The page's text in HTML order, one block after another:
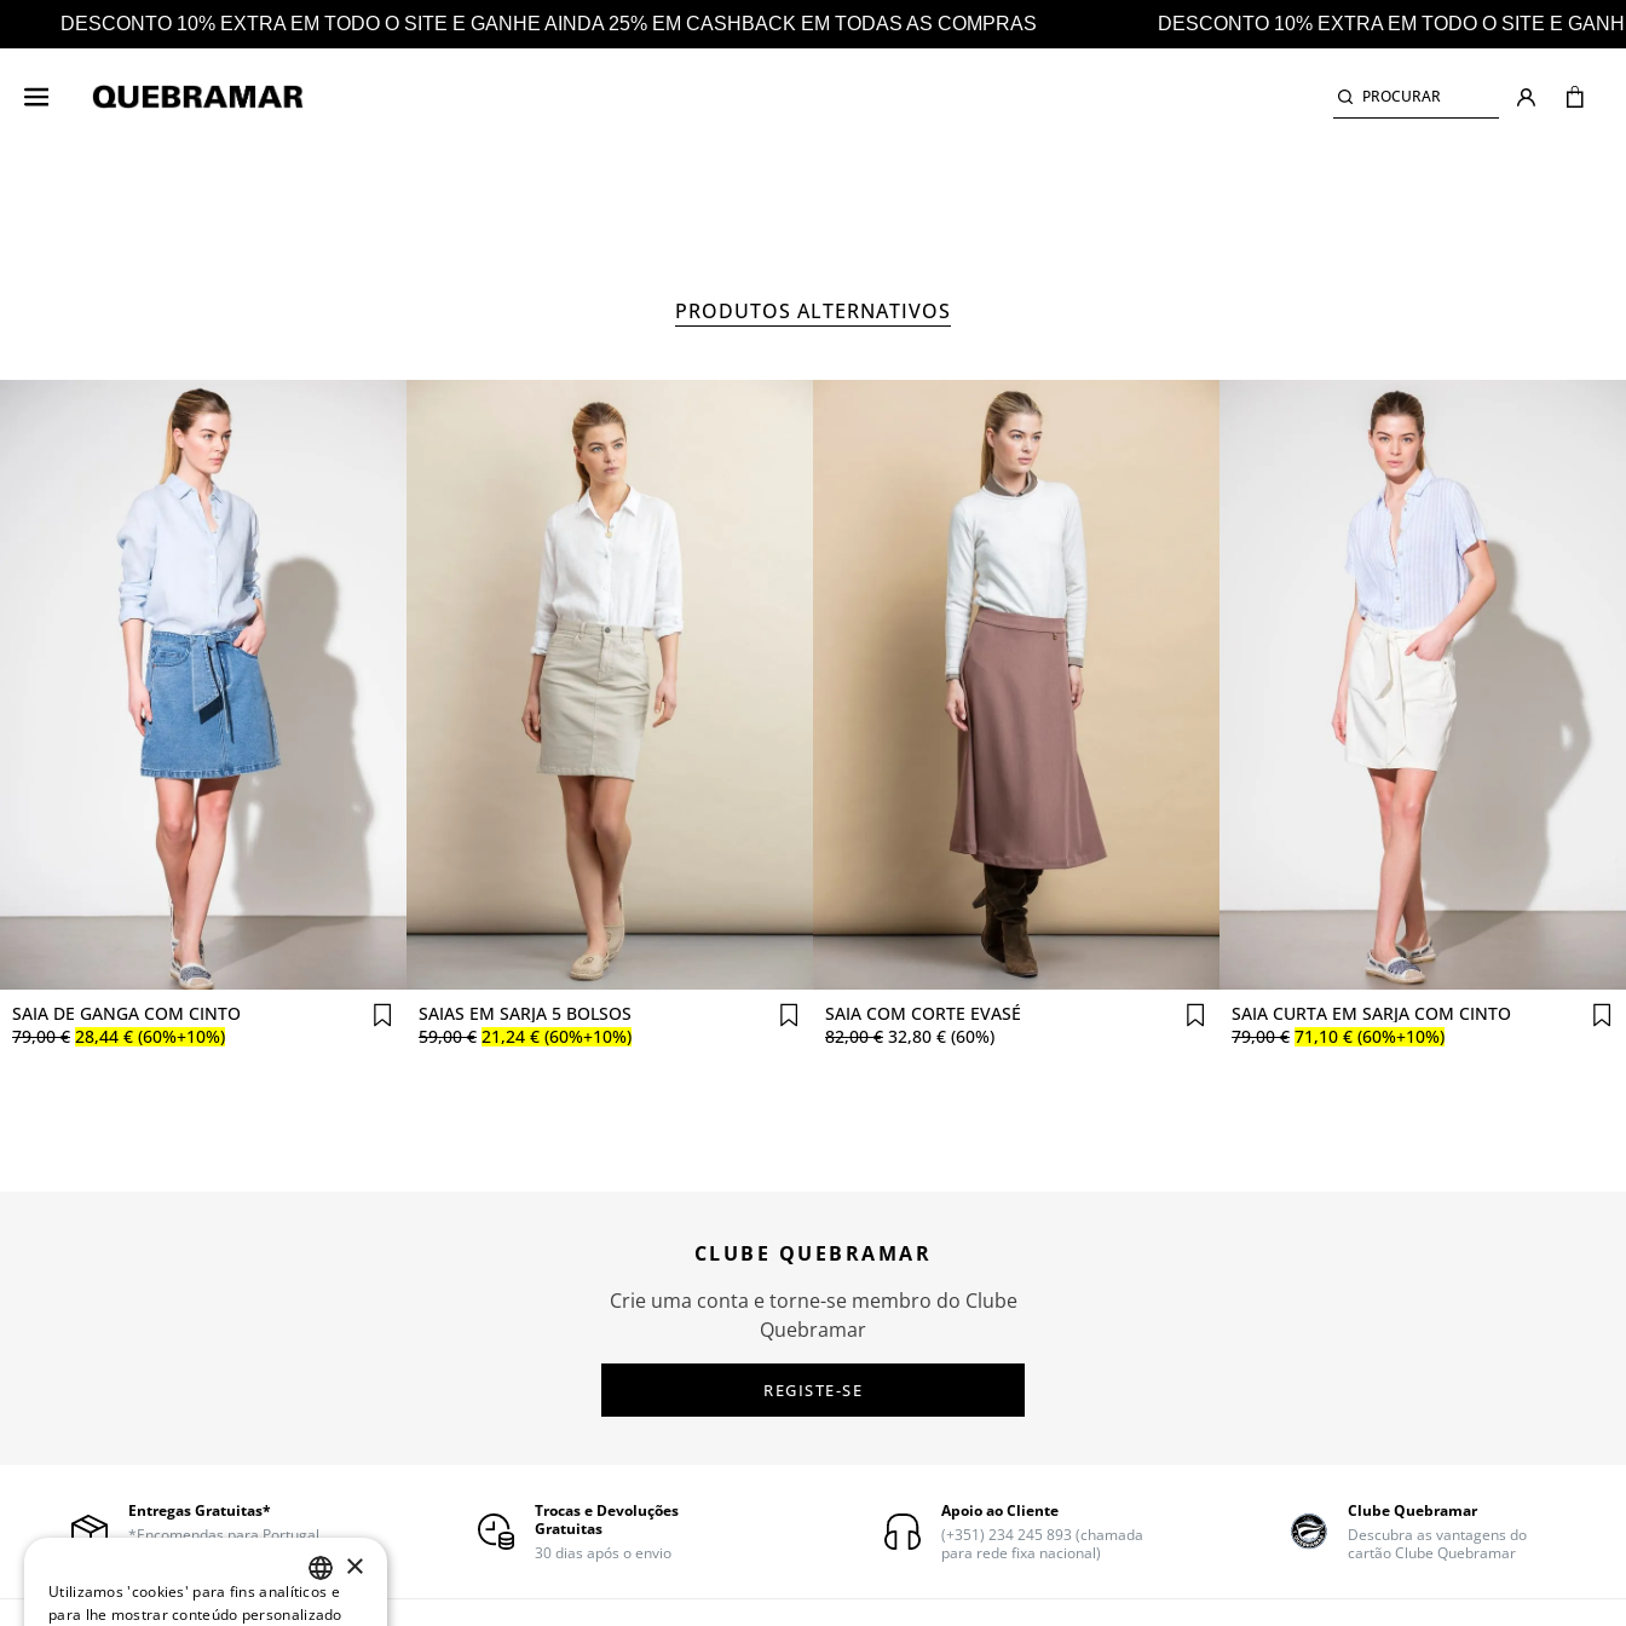
SITE E GANHE AINDA 25% EM CASHBACK EM TODAS AS COMPRAS DESCONTO 10% EXTRA EM TODO O SITE E GANHE AINDA 25% EM CASHBACK EM TODAS
PROCURAR
PRODUTOS ALTERNATIVOS
Comprar agora
SAIA DE GANGA COM CINTO
79,00 € 28,44 € (60%+10%)
Comprar agora
SAIAS EM SARJA 5 BOLSOS
59,00 € 21,24 € (60%+10%)
Comprar agora
SAIA COM CORTE EVASÉ
82,00 € 32,80 € (60%)
Comprar agora
SAIA CURTA EM SARJA COM CINTO
79,00 € 71,10 € (60%+10%)
CLUBE QUEBRAMAR
Crie uma conta e torne-se membro do Clube
Quebramar
REGISTE-SE
Entregas Gratuitas*
*Encomendas para Portugal
Trocas e Devoluções
Gratuitas
30 dias após o envio
Apoio ao Cliente
(+351) 234 245 893 (chamada
para rede fixa nacional)
Clube Quebramar
Descubra as vantagens do
cartão Clube Quebramar
PORTUGUESE
×
Utilizamos 'cookies' para fins analíticos e
para lhe mostrar conteúdo personalizado